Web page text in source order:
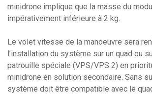
minidrone implique que la masse du
impérativement inférieure à 2 kg.
Le volet vitesse de la manoeuvre sera
l’installation du système sur un quad ou
patrouille spéciale (VPS/VPS 2) en
minidrone en solution secondaire. Sans
système doit être compatible avec le